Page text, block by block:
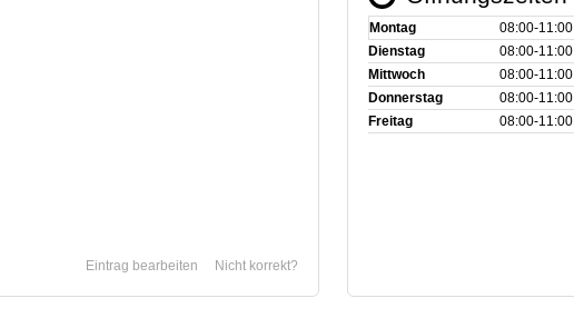
Nicht korrekt?
Eintrag bearbeiten
Montag 08:00‑11:00
Dienstag
08:00‑11:00
Mittwoch
08:00‑11:00
Donnerstag
08:00‑11:00
Freitag
08:00‑11:00